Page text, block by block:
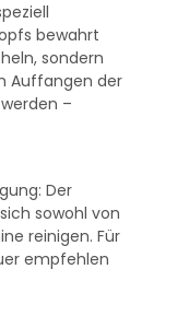
bewahrt
sondern
Auffangen der
–
Der
sowohl von
reinigen. Für
empfehlen